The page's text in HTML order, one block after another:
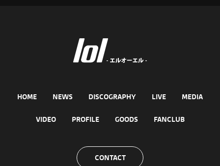
HOME NEWS DISCOGRAPHY LIVE MEDIA
VIDEO PROFILE GOODS FANCLUB
CONTACT